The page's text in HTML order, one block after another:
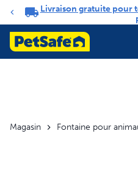
Carrousel de notifications
Livraison gratuite pour
Magasin Fontaine pour